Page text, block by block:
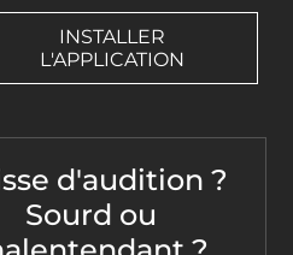
INSTALLER
L'APPLICATION
d'audition ?
Sourd ou